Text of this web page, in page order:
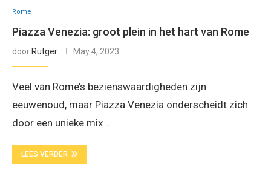
Rome
Piazza Venezia: groot plein in het hart van Rome
door Rutger May 4, 2023
Veel van Rome’s bezienswaardigheden zijn
eeuwenoud, maar Piazza Venezia onderscheidt zich
door een unieke mix …
LEES VERDER